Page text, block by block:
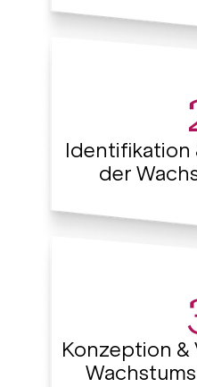
Identifikation
der
Konzeption &